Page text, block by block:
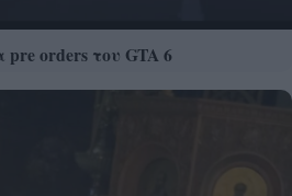
orders του GTA 6